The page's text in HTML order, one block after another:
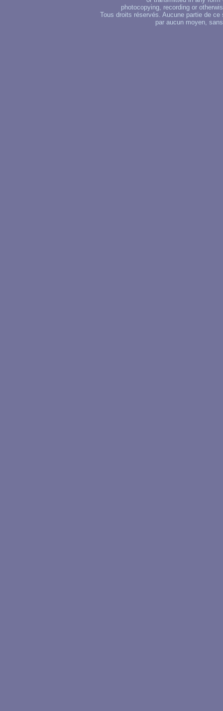
photocopying, recording or
Tous droits réservés. Aucune partie de
par aucun moyen,